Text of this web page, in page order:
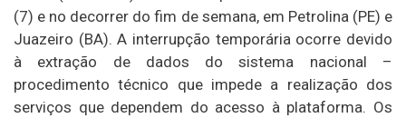
(7) e no decorrer do fim de semana, em Petrolina (PE) e
Juazeiro (BA). A interrupção temporária ocorre devido
à extração de dados do sistema nacional –
procedimento técnico que impede a realização dos
serviços que dependem do acesso à plataforma. Os